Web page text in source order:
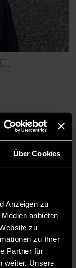
Über Cookies
Anzeigen zu
anbieten
zu
zu Ihrer
Partner für
weiter. Unsere
Technology